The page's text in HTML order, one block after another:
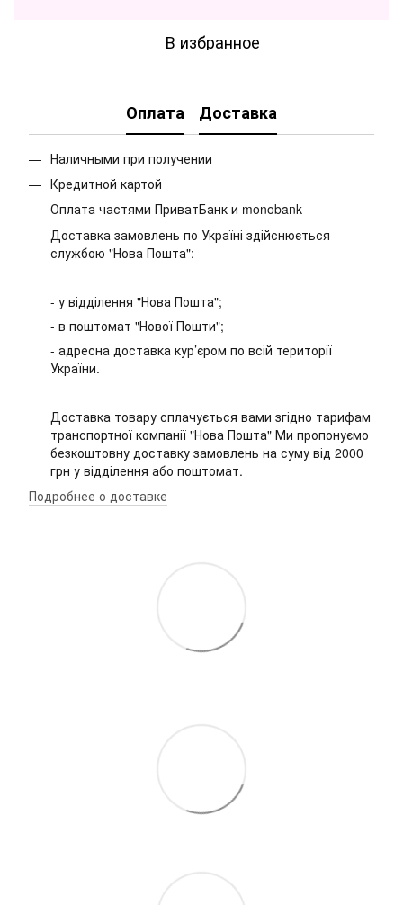
В избранное
Оплата Доставка
Наличными при получении
Кредитной картой
Оплата частями ПриватБанк и monobank
Доставка замовлень по Україні здійснюється
службою "Нова Пошта":
- у відділення "Нова Пошта";
- в поштомат "Нової Пошти";
- адресна доставка кур’єром по всій території
України.
Доставка товару сплачується вами згідно тарифам
транспортної компанії "Нова Пошта" Ми пропонуємо
безкоштовну доставку замовлень на суму від 2000
грн у відділення або поштомат.
Подробнее о доставке